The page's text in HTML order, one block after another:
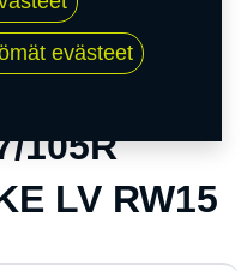
I*PIKE LV
105R
LV RW15
evästeet